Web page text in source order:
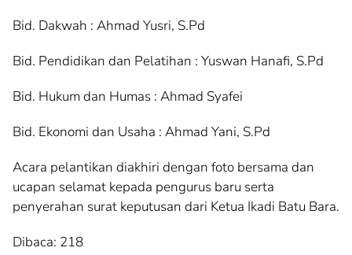
Bid. Dakwah : Ahmad Yusri, S.Pd
Bid. Pendidikan dan Pelatihan : Yuswan Hanafi, S.Pd
Bid. Hukum dan Humas : Ahmad Syafei
Bid. Ekonomi dan Usaha : Ahmad Yani, S.Pd
Acara pelantikan diakhiri dengan foto bersama dan
ucapan selamat kepada pengurus baru serta
penyerahan surat keputusan dari Ketua Ikadi Batu Bara.
Dibaca: 218